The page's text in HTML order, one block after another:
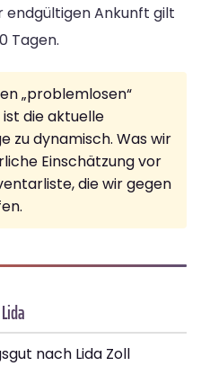
Ankunft gilt
Tagen.
„problemlosen“
ist die aktuelle
zu dynamisch. Was wir
Einschätzung vor
die wir gegen
nach Lida Zoll